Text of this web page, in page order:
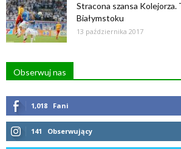
Stracona szansa Kolejorza.
Białymstoku
13 października 2017
Obserwuj nas
1,018 Fani
141 Obserwujący